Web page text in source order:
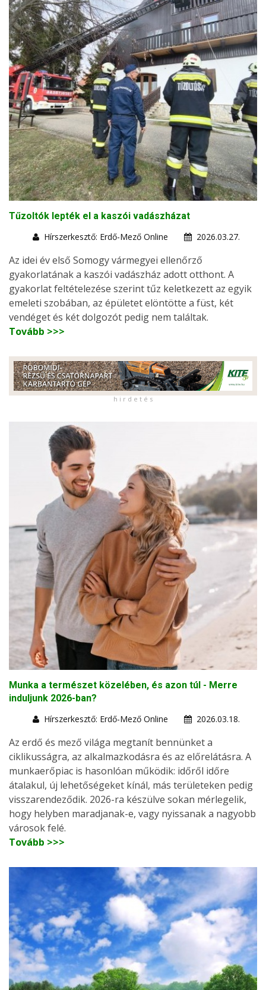
Tűzoltók lepték el a kaszói vadászházat
Hírszerkesztő: Erdő-Mező Online
2026.03.27.
Az idei év első Somogy vármegyei ellenőrző
gyakorlatának a kaszói vadászház adott otthont. A
gyakorlat feltételezése szerint tűz keletkezett az egyik
emeleti szobában, az épületet elöntötte a füst, két
vendéget és két dolgozót pedig nem találtak.
Tovább >>>
h i r d e t é s
Munka a természet közelében, és azon túl - Merre
induljunk 2026-ban?
Hírszerkesztő: Erdő-Mező Online
2026.03.18.
Az erdő és mező világa megtanít bennünket a
ciklikusságra, az alkalmazkodásra és az előrelátásra. A
munkaerőpiac is hasonlóan működik: időről időre
átalakul, új lehetőségeket kínál, más területeken pedig
visszarendeződik. 2026-ra készülve sokan mérlegelik,
hogy helyben maradjanak-e, vagy nyissanak a nagyobb
városok felé.
Tovább >>>